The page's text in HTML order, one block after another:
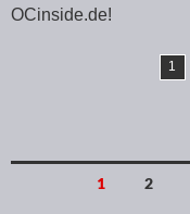
OCinside.de!
1
1 2